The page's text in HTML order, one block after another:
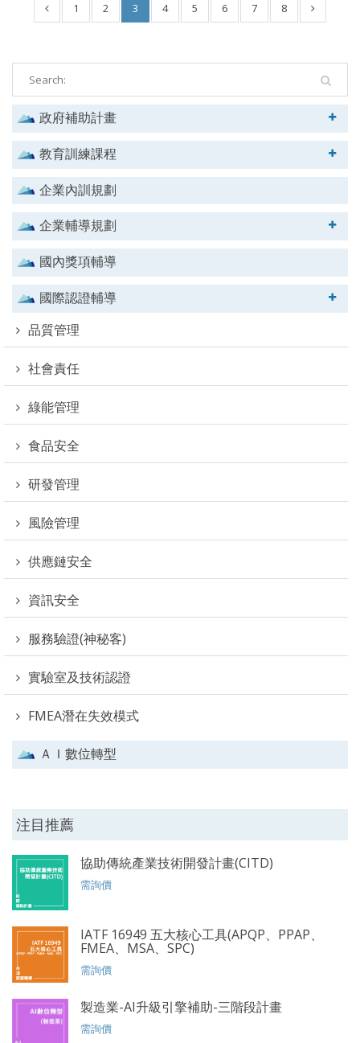
1 2 3 4 5 6 7 8
政府補助計畫
教育訓練課程
企業內訓規劃
企業輔導規劃
國內獎項輔導
國際認證輔導
品質管理
社會責任
綠能管理
食品安全
研發管理
風險管理
供應鏈安全
資訊安全
服務驗證(神秘客)
實驗室及技術認證
FMEA潛在失效模式
ＡＩ數位轉型
注目推薦
協助傳統產業技術開發計畫(CITD)
需詢價
IATF 16949 五大核心工具(APQP、PPAP、
FMEA、MSA、SPC)
需詢價
製造業-AI升級引擎補助-三階段計畫
需詢價